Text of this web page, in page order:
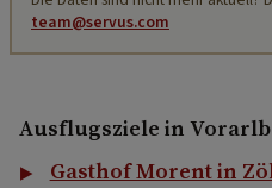
team@servus.com
Ausflugsziele in
Gasthof Morent in